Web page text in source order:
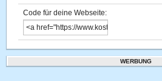
Code für deine Webseite:
WERBUNG